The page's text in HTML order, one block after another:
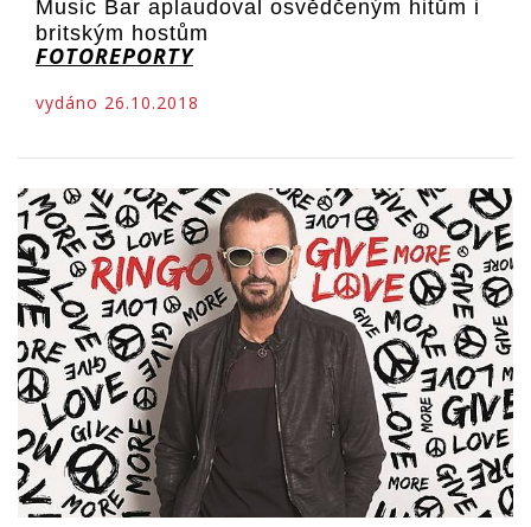
Music Bar aplaudoval osvědčeným hitům i
britským hostům
FOTOREPORTY
vydáno 26.10.2018